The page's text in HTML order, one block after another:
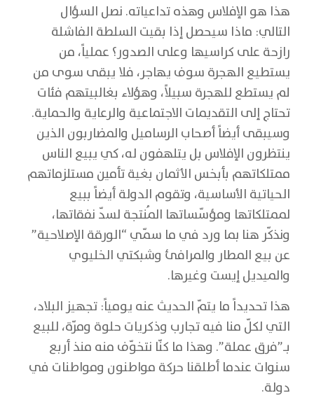
هذا هو الإفلاس وهذه تداعياته. نصل السؤال
التالي: ماذا سيحصل إذا بقيت السلطة الفاشلة
رازحة على كراسيها وعلى الصدور؟ عملياً، من
يستطيع الهجرة سوف يهاجر، فلا يبقى سوى من
لم يستطع للهجرة سبيلاً، وهؤلاء بغالبيتهم فئات
تحتاج إلى التقديمات الاجتماعية والرعاية والحماية.
وسيبقى أيضاً أصحاب الرساميل والمضاربون الذين
ينتظرون الإفلاس بل يتلهفون له، كي يبيع الناس
ممتلكاتهم بأبخس الأثمان بغية تأمين مستلزماتهم
الحياتية الأساسية، وتقوم الدولة أيضاً ببيع
لممتلكاتها ومؤسّساتها المُنتجة لسدّ نفقاتها،
ونذكّر هنا بما ورد في ما سمّي “الورقة الإصلاحية”
عن بيع المطار والمرافئ وشبكتي الخليوي
والميديل إيست وغيرها.
هذا تحديداً ما يتمّ الحديث عنه يومياً: تجهيز البلاد،
التي لكلّ منا فيه تجارب وذكريات حلوة ومرّة، للبيع
بـ”فرق عملة”. وهذا ما كنّا نتخوّف منه منذ أربع
سنوات عندما أطلقنا حركة مواطنون ومواطنات في
دولة.